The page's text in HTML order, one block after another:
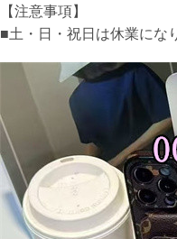
【注意事項】
■土・日・祝日は休業にな